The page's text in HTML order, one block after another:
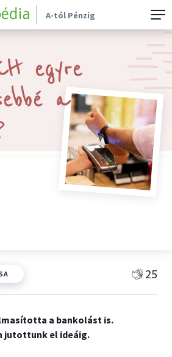
A-tól Pénzig
egyre
a
25
a bankolást is.
jutottunk el ideáig.